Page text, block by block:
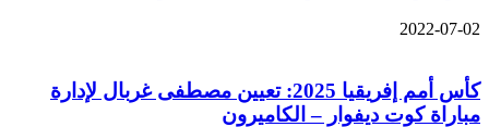
2022-07-02
كأس أمم إفريقيا 2025: تعيين مصطفى غربال لإدارة
مباراة كوت ديفوار – الكاميرون